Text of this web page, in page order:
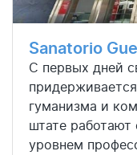
Sanatorio
С первых дней
гуманизма и
штате
уровнем